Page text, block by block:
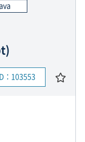
：103553